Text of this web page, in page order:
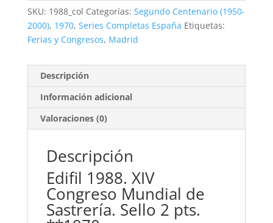
SKU: 1988_col Categorías: Segundo Centenario (1950-
2000), 1970, Series Completas España Etiquetas:
Ferias y Congresos, Madrid
Descripción
Información adicional
Valoraciones (0)
Descripción
Edifil 1988. XIV
Congreso Mundial de
Sastrería. Sello 2 pts.